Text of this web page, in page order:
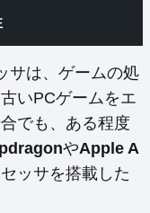
サは、ゲームの処
いPCゲームをエ
でも、ある程度
やApple A
ッサを搭載した